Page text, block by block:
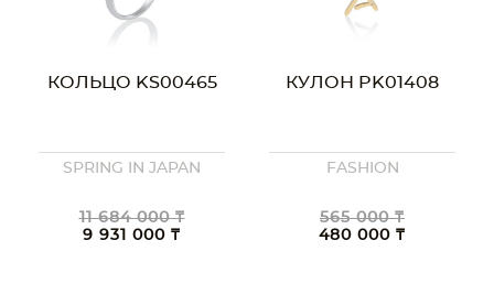
КОЛЬЦО KS00465
SPRING IN JAPAN
11 684 000 ₸
9 931 000 ₸
КУЛОН PK01408
FASHION
565 000 ₸
480 000 ₸